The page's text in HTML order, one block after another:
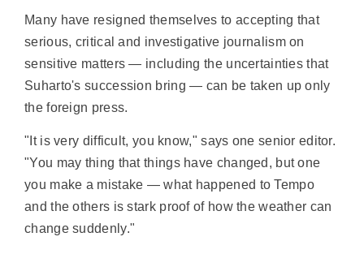
Many have resigned themselves to accepting that
serious, critical and investigative journalism on
sensitive matters — including the uncertainties that
Suharto's succession bring — can be taken up only
the foreign press.
"It is very difficult, you know," says one senior editor.
"You may thing that things have changed, but one
you make a mistake — what happened to Tempo
and the others is stark proof of how the weather can
change suddenly."